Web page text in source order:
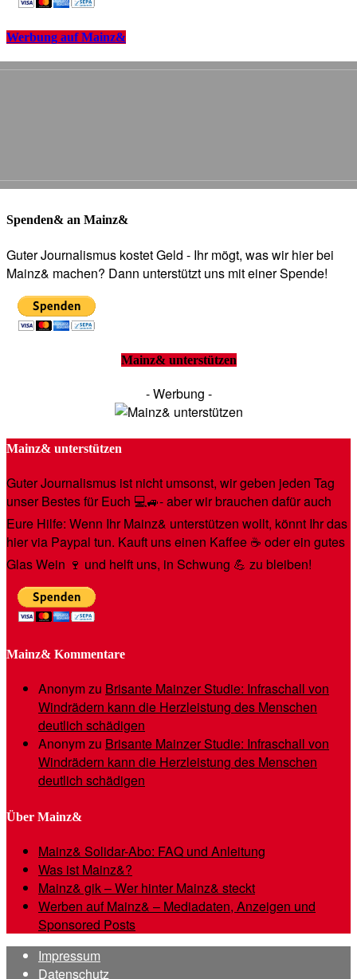
Werbung auf Mainz&
Spenden& an Mainz&
Guter Journalismus kostet Geld - Ihr mögt, was wir hier bei
Mainz& machen? Dann unterstützt uns mit einer Spende!
Mainz& unterstützen
- Werbung -
Mainz& unterstützen
Guter Journalismus ist nicht umsonst, wir geben jeden Tag
unser Bestes für Euch 💻🚙- aber wir brauchen dafür auch
Eure Hilfe: Wenn Ihr Mainz& unterstützen wollt, könnt Ihr das
hier via Paypal tun. Kauft uns einen Kaffee ☕️ oder ein gutes
Glas Wein 🍷 und helft uns, in Schwung 💪 zu bleiben!
Mainz& Kommentare
Anonymzu Brisante Mainzer Studie: Infraschall von
Windrädern kann die Herzleistung des Menschen
deutlich schädigen
Anonymzu Brisante Mainzer Studie: Infraschall von
Windrädern kann die Herzleistung des Menschen
deutlich schädigen
Über Mainz&
Mainz& Solidar-Abo: FAQ und Anleitung
Was ist Mainz&?
Mainz& gik – Wer hinter Mainz& steckt
Werben auf Mainz& – Mediadaten, Anzeigen und
Sponsored Posts
Impressum
Datenschutz